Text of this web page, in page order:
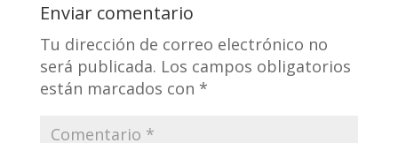
Enviar comentario
Tu dirección de correo electrónico no
será publicada. Los campos obligatorios
están marcados con *